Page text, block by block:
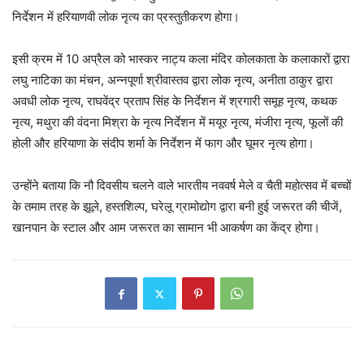
निर्देशन में हरियाणवी लोक नृत्य का प्रस्तुतीकरण होगा।
इसी क्रम में 10 अप्रैल को भास्कर नाट्य कला मंदिर कोलकाता के कलाकारों द्वारा
लघु नाटिका का मंचन, अन्नपूर्णा श्रीवास्तव द्वारा लोक नृत्य, अनीता ठाकुर द्वारा
अवधी लोक नृत्य, राघवेंद्र प्रताप सिंह के निर्देशन में श्रगारी समूह नृत्य, कथक
नृत्य, मथुरा की वंदना मिश्रा के नृत्य निर्देशन में मयूर नृत्य, मंजीरा नृत्य, फूलों की
होली और हरियाणा के संदीप शर्मा के निर्देशन में फाग और घूमर नृत्य होगा।
उन्होंने बताया कि नौ दिवसीय चलने वाले भारतीय नववर्ष मेले व चैती महोत्सव में बच्चों
के तमाम तरह के झूले, हस्तशिल्प, घरेलू ग्रामोद्योग द्वारा बनी हुई जरूरत की चीजें,
खानपान के स्टाल और आम जरूरत का सामान भी आकर्षण का केंद्र होगा।